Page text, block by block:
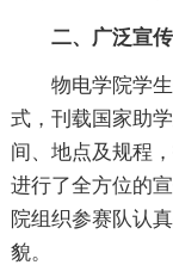
二、广泛宣
物电学院学
式，刊载国家助
间、地点及规程
进行了全方位的
院组织参赛队认
貌。